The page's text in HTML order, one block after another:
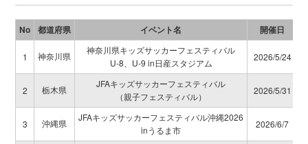
No 都道府県 イベント名 開催日
1 神奈川県
神奈川県キッズサッカーフェスティバル
U-8、U-9 in日産スタジアム
2026/5/24
2 栃木県
JFAキッズサッカーフェスティバル
（親子フェスティバル）
2026/5/31
3 沖縄県
JFAキッズサッカーフェスティバル沖縄2026
inうるま市
2026/6/7